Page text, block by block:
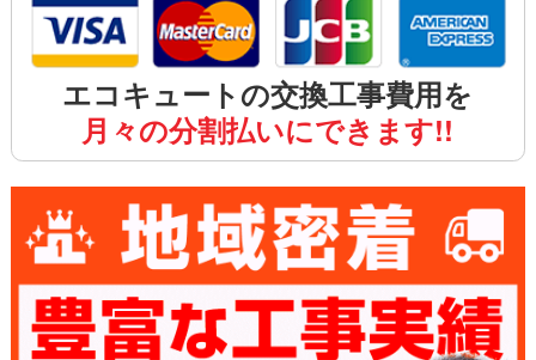
エコキュートの交換工事費用を
月々の分割払いにできます!!